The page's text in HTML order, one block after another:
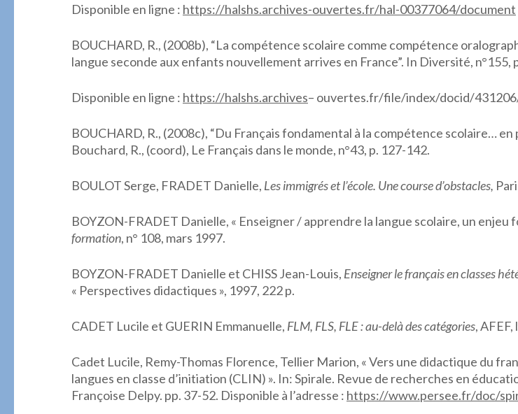
Disponible en ligne : https://halshs.archives-ouvertes.fr/hal-00377064/document
BOUCHARD, R., (2008b), “La compétence scolaire comme compétence
langue seconde aux enfants nouvellement arrives en France”. In Diversité, n°155,
Disponible en ligne : https://halshs.archives– ouvertes.fr/file/index/docid/
BOUCHARD, R., (2008c), “Du Français fondamental à la compétence scolaire…
Bouchard, R., (coord), Le Français dans le monde, n°43, p. 127-142.
BOULOT Serge, FRADET Danielle, Les immigrés et l’école. Une course d’obstacles,
BOYZON-FRADET Danielle, « Enseigner / apprendre la langue scolaire, un enjeu
formation, n° 108, mars 1997.
BOYZON-FRADET Danielle et CHISS Jean-Louis, Enseigner le français en classes
« Perspectives didactiques », 1997, 222 p.
CADET Lucile et GUERIN Emmanuelle, FLM, FLS, FLE : au-delà des catégories,
Cadet Lucile, Remy-Thomas Florence, Tellier Marion, « Vers une didactique du
langues en classe d’initiation (CLIN) ». In: Spirale. Revue de recherches en
Françoise Delpy. pp. 37-52. Disponible à l’adresse : https://www.persee.fr/doc/